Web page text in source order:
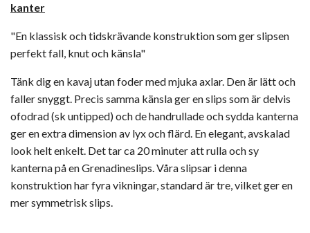
kanter
"En klassisk och tidskrävande konstruktion som ger slipsen
perfekt fall, knut och känsla"
Tänk dig en kavaj utan foder med mjuka axlar. Den är lätt och
faller snyggt. Precis samma känsla ger en slips som är delvis
ofodrad (sk untipped) och de handrullade och sydda kanterna
ger en extra dimension av lyx och flärd. En elegant, avskalad
look helt enkelt. Det tar ca 20 minuter att rulla och sy
kanterna på en Grenadineslips. Våra slipsar i denna
konstruktion har fyra vikningar, standard är tre, vilket ger en
mer symmetrisk slips.